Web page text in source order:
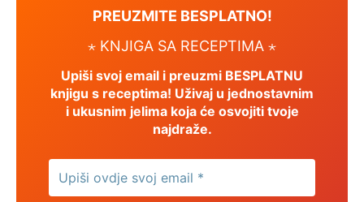
PREUZMITE BESPLATNO!
⋆ KNJIGA SA RECEPTIMA ⋆
Upiši svoj email i preuzmi BESPLATNU
knjigu s receptima! Uživaj u jednostavnim
i ukusnim jelima koja će osvojiti tvoje
najdraže.